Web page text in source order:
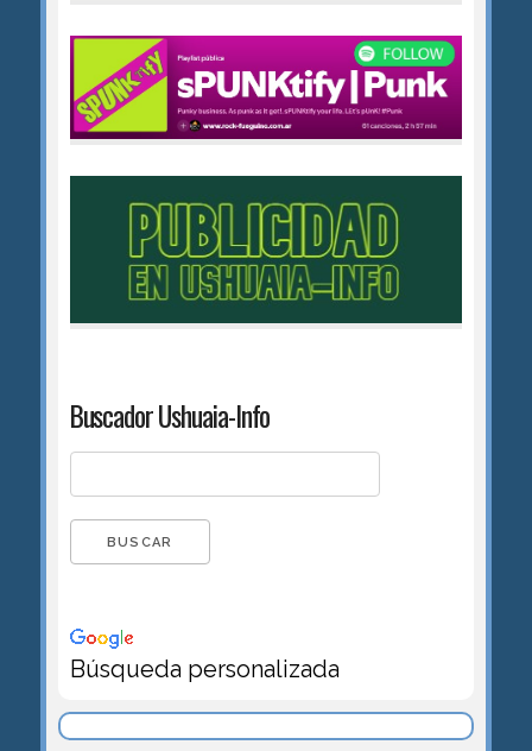
Buscador Ushuaia-Info
Búsqueda personalizada